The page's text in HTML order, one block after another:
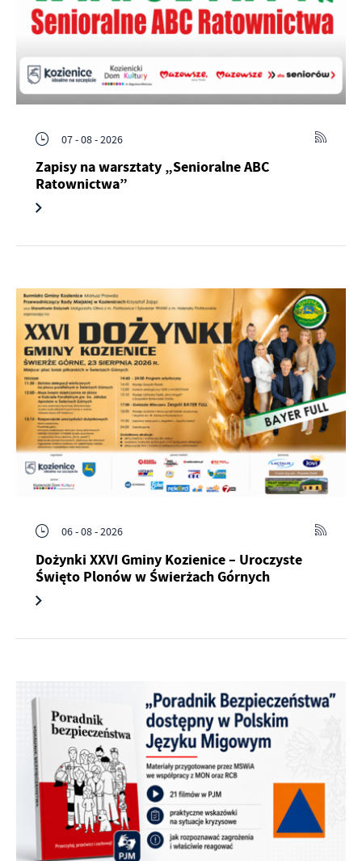
07 - 08 - 2026
Zapisy na warsztaty „Senioralne ABC
Ratownictwa”
06 - 08 - 2026
Dożynki XXVI Gminy Kozienice – Uroczyste
Święto Plonów w Świerżach Górnych